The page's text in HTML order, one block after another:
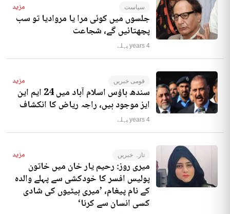
سیاست مزید
جلسوں میں کوئی مرا یا مروادیا تو سب
پچھتائیں گے، شجاعت
4 years پہلے
قومی خبریں مزید
سندھ ہاؤس اسلام آباد میں 24 ایم این
ایز موجود ہیں، راجہ ریاض کا انکشاف
4 years پہلے
تازہ خبریں مزید
میری روز: رحیم یار خان میں خاتون
پولیس افسر کا خودکشی سے پہلے والدہ
کے نام پیغام، ’میری بیٹیوں کی شادی
کسی انسان سے کرنا‘